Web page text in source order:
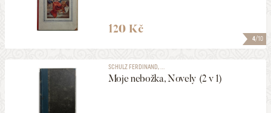
4/10
120 Kč
SCHULZ FERDINAND, ...
Moje nebožka, Novely (2 v 1)